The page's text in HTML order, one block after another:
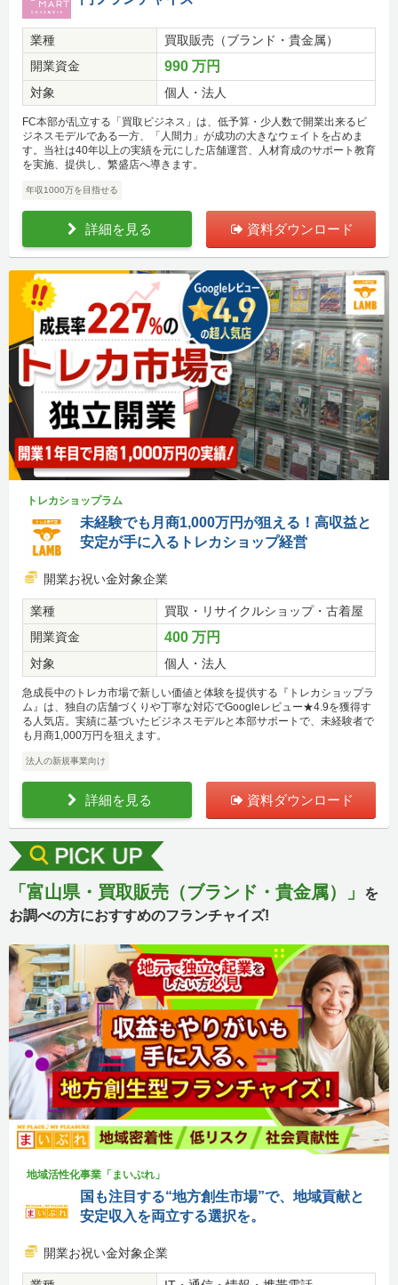
業種
買取販売（ブランド・貴金属）
開業資金
990 万円
対象 個人・法人
FC本部が乱立する「買取ビジネス」は、低予算・少人数で開業出来るビ
ジネスモデルである一方、「人間力」が成功の大きなウェイトを占めま
す。当社は40年以上の実績を元にした店舗運営、人材育成のサポート教育
を実施、提供し、繁盛店へ導きます。
年収1000万を目指せる
詳細を見る 資料ダウンロード
トレカショップラム
未経験でも月商1,000万円が狙える！高収益と
安定が手に入るトレカショップ経営
開業お祝い金対象企業
業種
買取・リサイクルショップ・古着屋
開業資金
400 万円
対象 個人・法人
急成長中のトレカ市場で新しい価値と体験を提供する『トレカショップラ
ム』は、独自の店舗づくりや丁寧な対応でGoogleレビュー★4.9を獲得す
る人気店。実績に基づいたビジネスモデルと本部サポートで、未経験者で
も月商1,000万円を狙えます。
法人の新規事業向け
詳細を見る 資料ダウンロード
「富山県・買取販売（ブランド・貴金属）」
を
お調べの方におすすめのフランチャイズ!
地域活性化事業「まいぷれ」
国も注目する“地方創生市場”で、地域貢献と
安定収入を両立する選択を。
開業お祝い金対象企業